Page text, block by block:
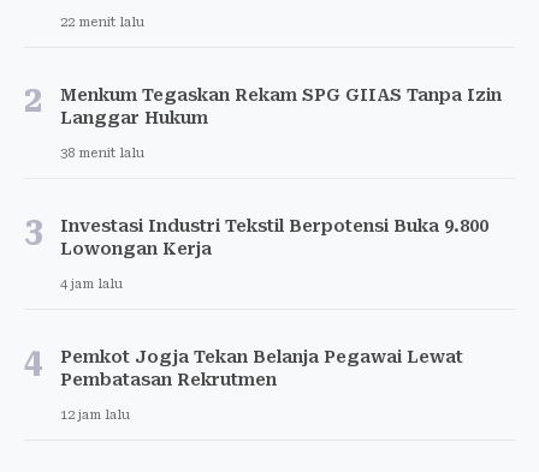
22 menit lalu
2
Menkum Tegaskan Rekam SPG GIIAS Tanpa Izin
Langgar Hukum
38 menit lalu
3
Investasi Industri Tekstil Berpotensi Buka 9.800
Lowongan Kerja
4 jam lalu
4
Pemkot Jogja Tekan Belanja Pegawai Lewat
Pembatasan Rekrutmen
12 jam lalu